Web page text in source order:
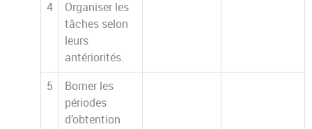
4
Organiser les
tâches selon
leurs
antériorités.
5
Borner les
périodes
d’obtention